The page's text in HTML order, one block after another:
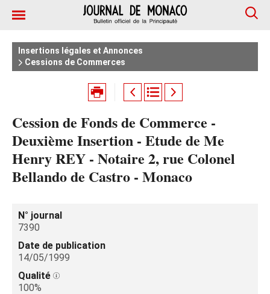
Insertions légales et Annonces
Cessions de Commerces
Cession de Fonds de Commerce -
Deuxième Insertion - Etude de Me
Henry REY - Notaire 2, rue Colonel
Bellando de Castro - Monaco
N° journal
7390
Date de publication
14/05/1999
Qualité
100%